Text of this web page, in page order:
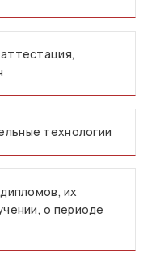
технологии
их
о периоде